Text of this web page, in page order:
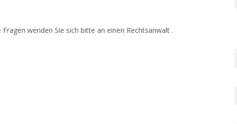
Fragen wenden Sie sich bitte an einen Rechtsanwalt .